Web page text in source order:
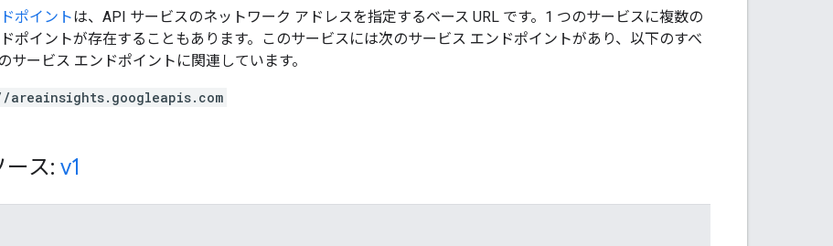
ポイントは、API サービスのネットワーク アドレスを指定するベース URL です。1 つのサービスに複数の
ドポイントが存在することもあります。このサービスには次のサービス エンドポイントがあり、以下のすべ
サービス エンドポイントに関連しています。
areainsights.googleapis.com
ース: v1